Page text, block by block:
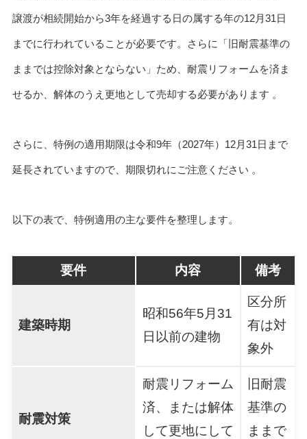
譲渡が相続開始から3年を経過する日の属する年の12月31日
までに行われていることが必要です。さらに「旧耐震基準の
ままでは控除対象とならない」ため、耐震リフォームを済ま
せるか、解体のうえ更地として売却する必要があります 。
さらに、特例の適用期限は令和9年（2027年）12月31日まで
延長されていますので、期限切れにご注意ください 。
以下の表で、特例適用の主な要件を整理します。
要件 内容 備考
建築時期
昭和56年5月31
日以前の建物
区分所
有は対
象外
耐震対策
耐震リフォーム
済、または解体
して更地にして
旧耐震
基準の
ままで